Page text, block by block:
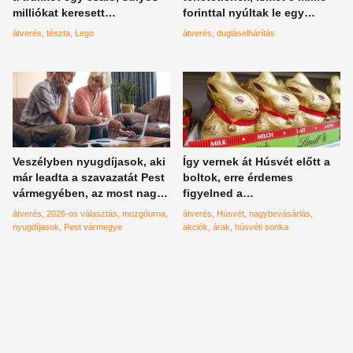
milliókat keresett
száaztésztával
átverés tészta Lego
forinttal nyúltak le egy
nyugdíjast
átverés dugláselhárítás
Veszélyben nyugdíjasok, aki
már leadta a szavazatát Pest
vármegyében, az most nagy
bajban van
átverés 2026-os választás mozgóurna
nyugdíjasok
Pest vármegye
Így vernek át Húsvét előtt a
boltok, erre érdemes
figyelned a
nagybevásárláskor
átverés Húsvét nagybevásárlás
akciók árak húsvéti sonka